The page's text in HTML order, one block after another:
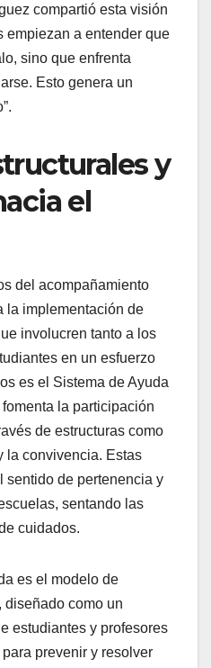
compartió esta visión
empiezan a entender que
sino que enfrenta
Esto genera un
y
el
del acompañamiento
la implementación de
involucren tanto a los
en un esfuerzo
es el Sistema de Ayuda
la participación
de estructuras como
la convivencia. Estas
sentido de pertenencia y
sentando las
cuidados.
es el modelo de
diseñado como un
estudiantes y profesores
prevenir y resolver